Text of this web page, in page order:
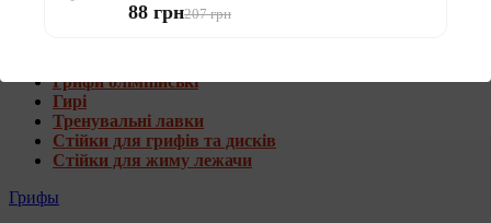
Грифи олімпійські
Гирі
Тренувальні лавки
Стійки для грифів та дисків
Стійки для жиму лежачи
Грифы
88 грн207 грн